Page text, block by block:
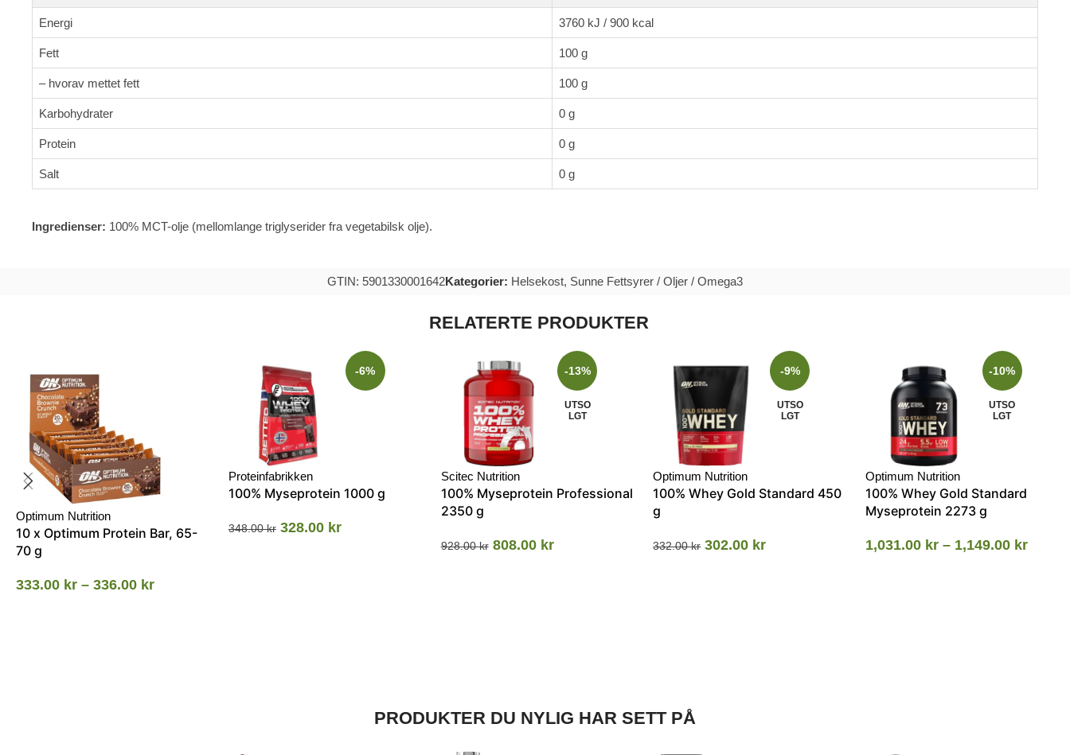
Energi 3760 kJ / 900 kcal
Fett 100 g
– hvorav mettet fett 100 g
Karbohydrater 0 g
Protein 0 g
Salt 0 g
Ingredienser: 100% MCT-olje (mellomlange triglyserider fra vegetabilsk olje).
GTIN: 5901330001642Kategorier: Helsekost, Sunne Fettsyrer / Oljer / Omega3
RELATERTE PRODUKTER
Optimum Nutrition
10 x Optimum Protein Bar, 65-
70 g
333.00 kr – 336.00 kr
-6%
Proteinfabrikken
100% Myseprotein 1000 g
348.00kr 328.00 kr
-13%
UTSO
LGT
Scitec Nutrition
100% Myseprotein Professional
2350 g
928.00kr 808.00 kr
-9%
UTSO
LGT
Optimum Nutrition
100% Whey Gold Standard 450
g
332.00kr 302.00 kr
-10%
UTSO
LGT
Optimum Nutrition
100% Whey Gold Standard
Myseprotein 2273 g
1,031.00 kr – 1,149.00 kr
PRODUKTER DU NYLIG HAR SETT PÅ